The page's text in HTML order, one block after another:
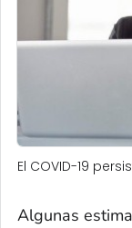
El COVID-19
Algunas